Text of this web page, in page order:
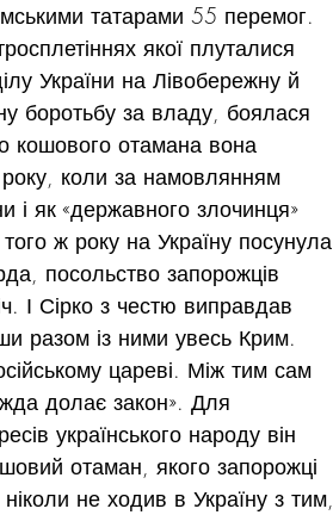
татарами 55 перемог.
якої плуталися
України на Лівобережну й
боротьбу за владу, боялася
кошового отамана вона
коли за намовлянням
і як «державного злочинця»
ж року на Україну посунула
посольство запорожців
І Сірко з честю виправдав
разом із ними увесь Крим.
цареві. Між тим сам
долає закон». Для
українського народу він
отаман, якого запорожці
не ходив в Україну з тим,